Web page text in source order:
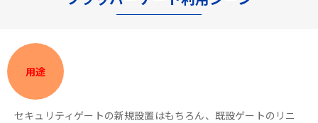
用途
セキュリティゲートの新規設置はもちろん、既設ゲートのリニ